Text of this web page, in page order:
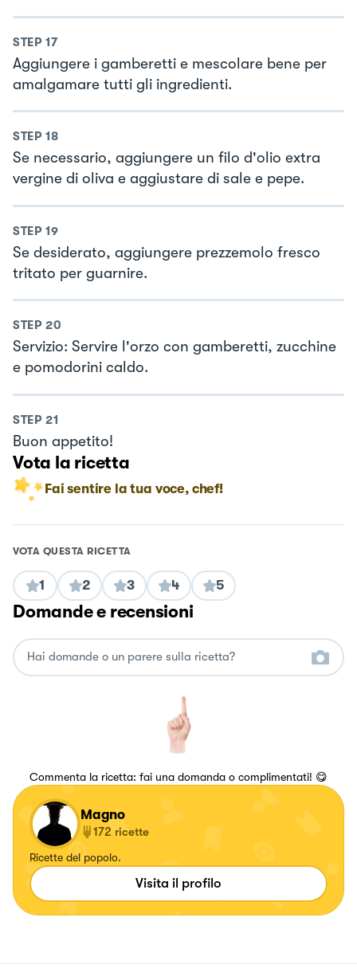
STEP 17
Aggiungere i gamberetti e mescolare bene per
amalgamare tutti gli ingredienti.
STEP 18
Se necessario, aggiungere un filo d'olio extra
vergine di oliva e aggiustare di sale e pepe.
STEP 19
Se desiderato, aggiungere prezzemolo fresco
tritato per guarnire.
STEP 20
Servizio: Servire l'orzo con gamberetti, zucchine
e pomodorini caldo.
STEP 21
Buon appetito!
Vota la ricetta
Fai sentire la tua voce, chef!
VOTA QUESTA RICETTA
1 2 3 4 5
Domande e recensioni
Commenta la ricetta: fai una domanda o complimentati! 😋
Magno
172 ricette
Ricette del popolo.
Visita il profilo